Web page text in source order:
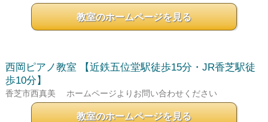
教室のホームページを見る
西岡ピアノ教室
【近鉄五位堂駅徒歩15分・JR香芝駅徒
歩10分】
香芝市西真美 ホームページよりお問い合わせください
教室のホームページを見る